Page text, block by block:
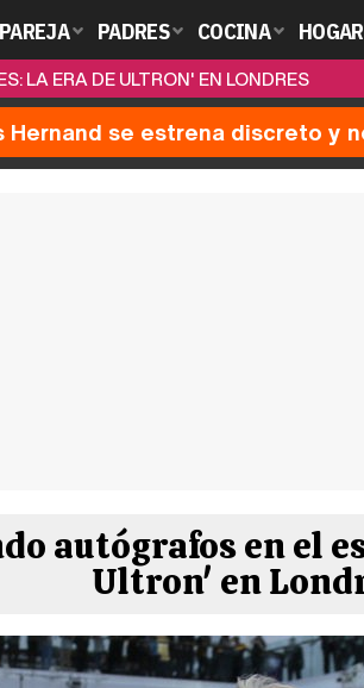
PAREJA PADRES COCINA HOGAR
LA ERA DE ULTRON' EN LONDRES
se estrena discreto y
autógrafos en el
Ultron' en